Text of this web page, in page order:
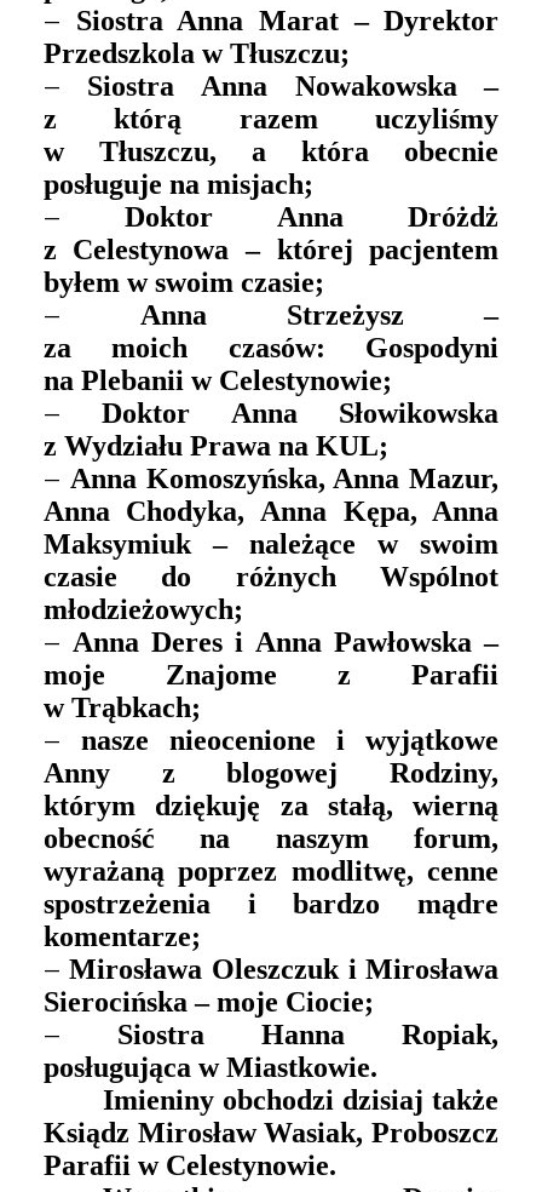
– Siostra Anna Marat – Dyrektor
Przedszkola w Tłuszczu;
– Siostra Anna Nowakowska –
z którą razem uczyliśmy
w Tłuszczu, a która obecnie
posługuje na misjach;
–Doktor Anna Dróżdż
z Celestynowa – której pacjentem
byłem w swoim czasie;
– Anna Strzeżysz –
za moich czasów: Gospodyni
na Plebanii w Celestynowie;
–Doktor Anna Słowikowska
z Wydziału Prawa na KUL;
– Anna Komoszyńska, Anna Mazur,
Anna Chodyka, Anna Kępa, Anna
Maksymiuk – należące w swoim
czasie do różnych Wspólnot
młodzieżowych;
– Anna Deres i Anna Pawłowska –
moje Znajome z Parafii
w Trąbkach;
– nasze nieocenione i wyjątkowe
Anny z blogowej Rodziny,
którym dziękuję za stałą, wierną
obecność na naszym forum,
wyrażaną poprzez modlitwę, cenne
spostrzeżenia i bardzo mądre
komentarze;
–Mirosława Oleszczuk i Mirosława
Sierocińska – moje Ciocie;
– Siostra Hanna Ropiak,
posługująca w Miastkowie.
Imieniny obchodzi dzisiaj także
Ksiądz Mirosław Wasiak, Proboszcz
Parafii w Celestynowie.